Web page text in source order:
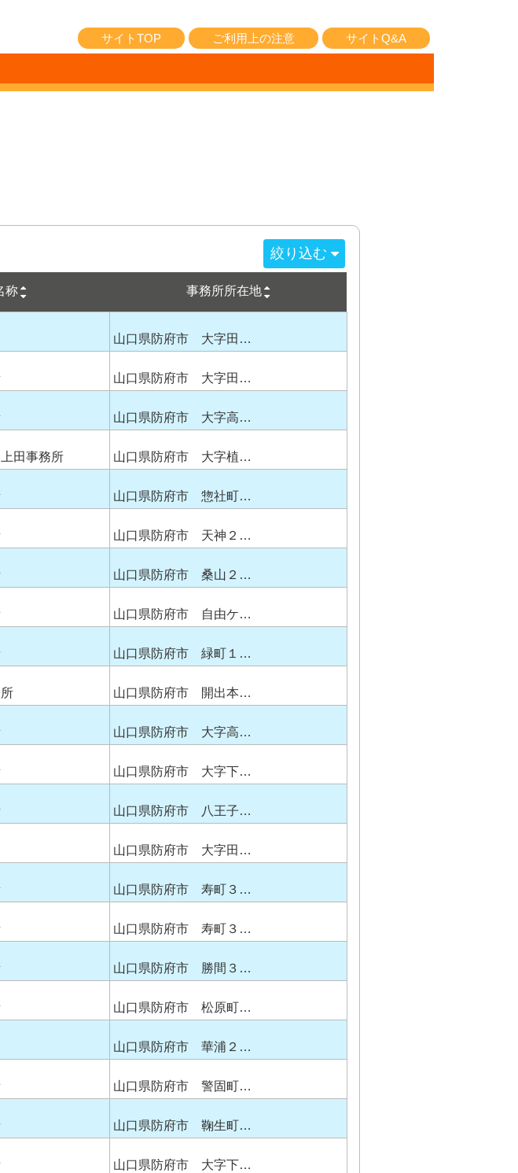
サイトTOP ご利用上の注意 サイトQ&A
絞り込む
称 事務所所在地
山口県防府市 大字田…
山口県防府市 大字田…
山口県防府市 大字高…
田事務所 山口県防府市 大字植…
山口県防府市 惣社町…
山口県防府市 天神２…
山口県防府市 桑山２…
山口県防府市 自由ケ…
山口県防府市 緑町１…
山口県防府市 開出本…
山口県防府市 大字高…
山口県防府市 大字下…
山口県防府市 八王子…
山口県防府市 大字田…
山口県防府市 寿町３…
山口県防府市 寿町３…
山口県防府市 勝間３…
山口県防府市 松原町…
山口県防府市 華浦２…
山口県防府市 警固町…
山口県防府市 鞠生町…
山口県防府市 大字下…